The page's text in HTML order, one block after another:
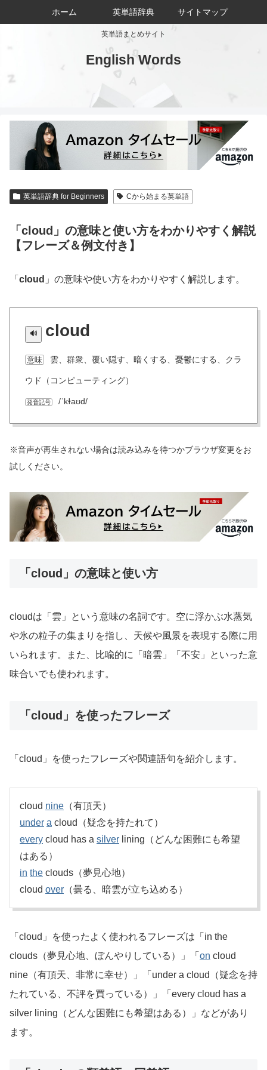
英単語まとめサイト
English Words
ホーム 英単語辞典 サイトマップ
英単語辞典 for Beginners Cから始まる英単語
「cloud」の意味と使い方をわかりやすく解説
【フレーズ＆例文付き】
「 cloud 」の意味や使い方をわかりやすく解説します。
cloud
意味 雲、群衆、覆い隠す、暗くする、憂鬱にする、クラ
ウド（コンピューティング）
発音記号 /ˈkɫaʊd/
※音声が再生されない場合は読み込みを待つかブラウザ変更をお
試しください。
「cloud」の意味と使い方
cloudは「雲」という意味の名詞です。空に浮かぶ水蒸気
や氷の粒子の集まりを指し、天候や風景を表現する際に用
いられます。また、比喩的に「暗雲」「不安」といった意
味合いでも使われます。
「cloud」を使ったフレーズ
「cloud」を使ったフレーズや関連語句を紹介します。
cloud nine （有頂天）
under a cloud（疑念を持たれて）
every cloud has a silver lining（どんな困難にも希望
はある）
in the clouds（夢見心地）
cloud over （曇る、暗雲が立ち込める）
「cloud」を使ったよく使われるフレーズは「in the
clouds（夢見心地、ぼんやりしている）」「 on cloud
nine（有頂天、非常に幸せ）」「under a cloud（疑念を持
たれている、不評を買っている）」「every cloud has a
silver lining（どんな困難にも希望はある）」などがあり
ます。